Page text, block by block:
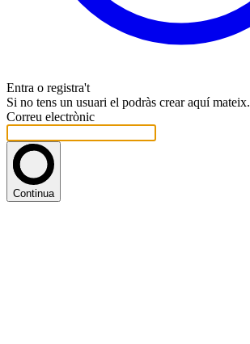
Entra o registra't
Si no tens un usuari el podràs crear aquí mateix.
Correu electrònic
Continua